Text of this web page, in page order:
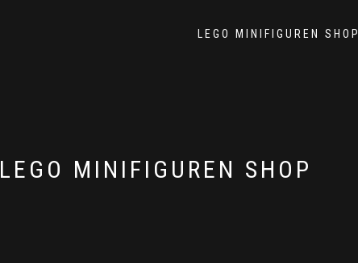
LEGO MINIFIGUREN SHOP
LEGO MINIFIGUREN SHOP